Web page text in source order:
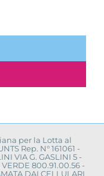
per la Lotta al
Rep. N° 161061 -
VIA G. GASLINI 5 -
VERDE 800.91.00.56 -
DAI CELLULARI